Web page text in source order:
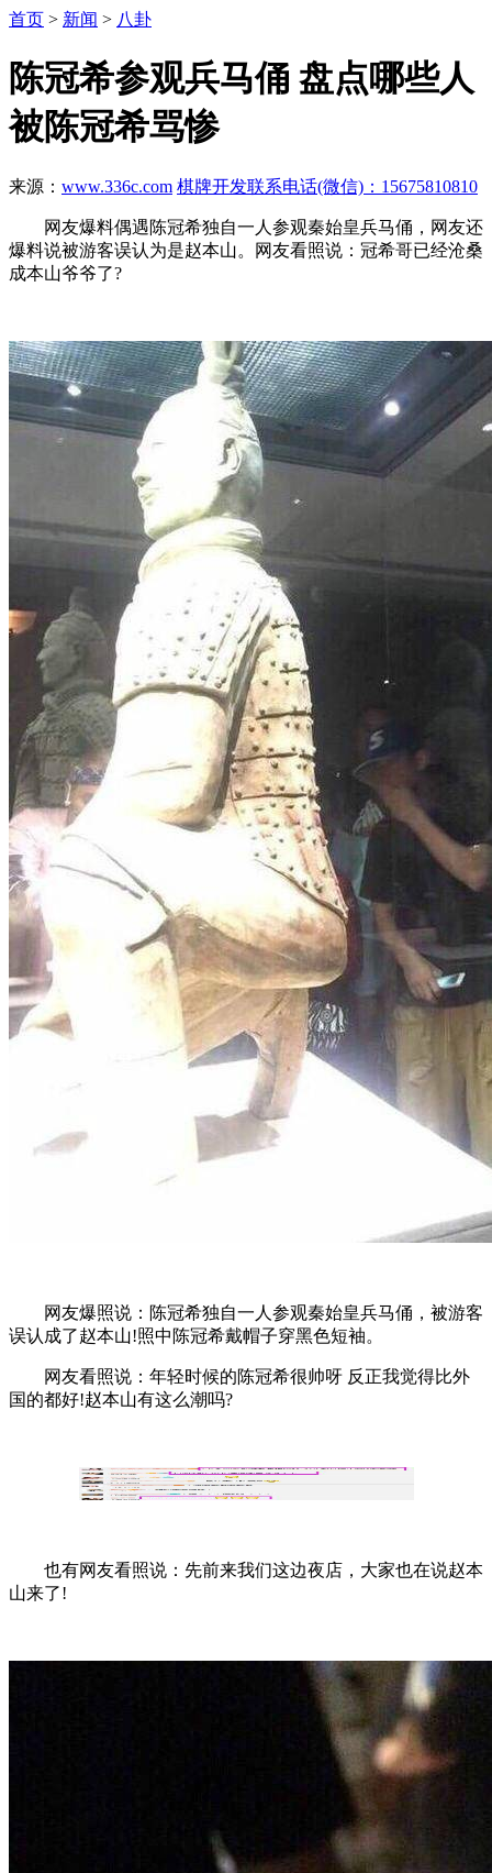
首页 > 新闻 > 八卦
陈冠希参观兵马俑 盘点哪些人
被陈冠希骂惨
来源： www.336c.com 棋牌开发联系电话(微信)：15675810810
网友爆料偶遇陈冠希独自一人参观秦始皇兵马俑，网友还
爆料说被游客误认为是赵本山。网友看照说：冠希哥已经沧桑
成本山爷爷了?
网友爆照说：陈冠希独自一人参观秦始皇兵马俑，被游客
误认成了赵本山!照中陈冠希戴帽子穿黑色短袖。
网友看照说：年轻时候的陈冠希很帅呀 反正我觉得比外
国的都好!赵本山有这么潮吗?
也有网友看照说：先前来我们这边夜店，大家也在说赵本
山来了!